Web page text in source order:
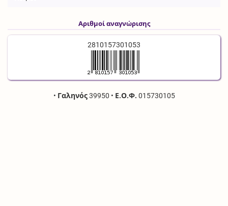
Αριθμοί αναγνώρισης
2810157301053
• Γαληνός39950 • Ε.Ο.Φ. 015730105